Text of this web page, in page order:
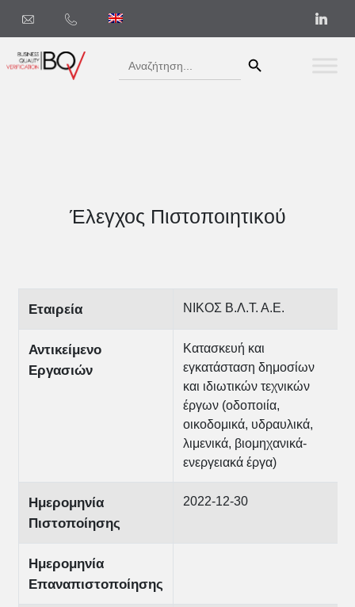
Search
for:
Έλεγχος Πιστοποιητικού
Εταιρεία ΝΙΚΟΣ Β.Λ.Τ. Α.Ε.
Αντικείμενο
Εργασιών
Κατασκευή και
εγκατάσταση δημοσίων
και ιδιωτικών τεχνικών
έργων (οδοποιία,
οικοδομικά, υδραυλικά,
λιμενικά, βιομηχανικά-
ενεργειακά έργα)
Ημερομηνία
Πιστοποίησης
2022-12-30
Ημερομηνία
Επαναπιστοποίησης